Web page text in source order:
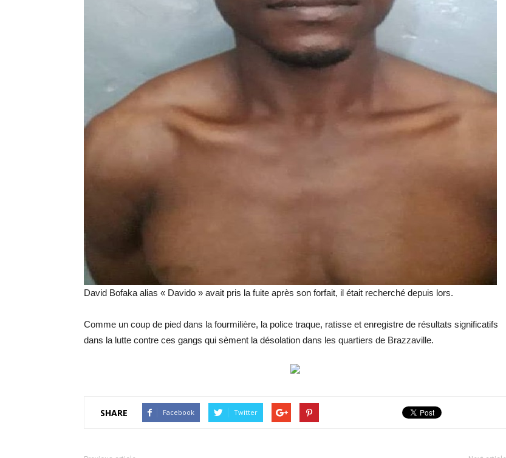
David Bofaka alias « Davido » avait pris la fuite après son forfait, il était recherché depuis lors.
Comme un coup de pied dans la fourmilière, la police traque, ratisse et enregistre de résultats significatifs
dans la lutte contre ces gangs qui sèment la désolation dans les quartiers de Brazzaville.
SHARE Facebook Twitter